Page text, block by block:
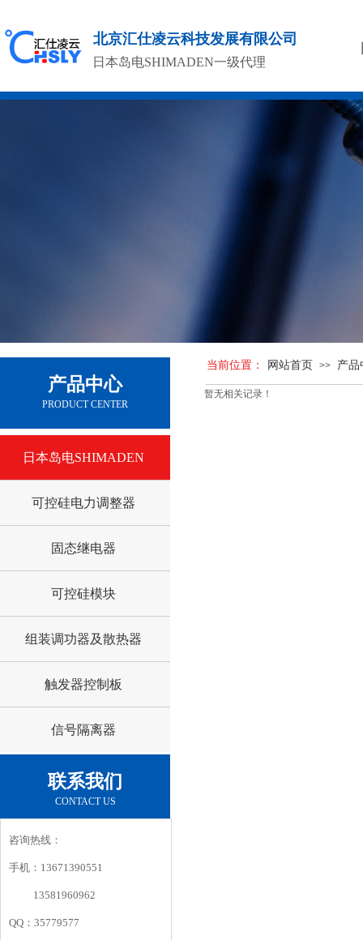
北京汇仕凌云科技发展有限公司
日本岛电SHIMADEN一级代理
当前位置：
产品中心
PRODUCT CENTER
网站首页 >> 产品
暂无相关记录！
日本岛电SHIMADEN
可控硅电力调整器
固态继电器
可控硅模块
组装调功器及散热器
触发器控制板
信号隔离器
联系我们
CONTACT US
咨询热线：
手机：13671390551
13581960962
QQ：35779577